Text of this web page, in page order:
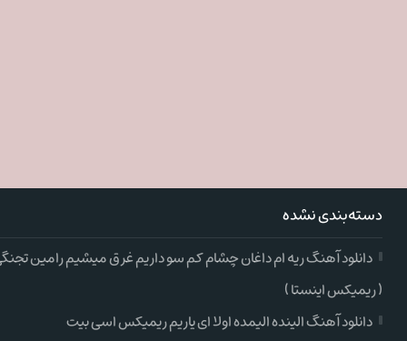
دسته‌بندی نشده
دانلود آهنگ ریه ام داغان چشام کم سو داریم غرق میشیم رامین
( ریمیکس اینستا )
دانلود آهنگ الینده الیمده اولا ای یاریم ریمیکس اسی بیت